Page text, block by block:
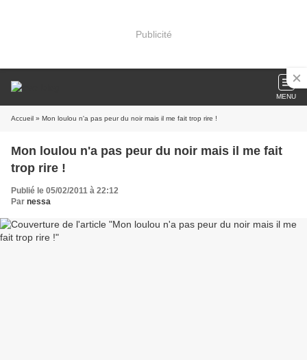
Publicité
MENU
Accueil » Mon loulou n'a pas peur du noir mais il me fait trop rire !
Mon loulou n'a pas peur du noir mais il me fait
trop rire !
Publié le 05/02/2011 à 22:12
Par nessa